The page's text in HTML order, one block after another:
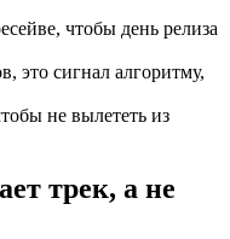
чтобы день релиза
это сигнал алгоритму,
не вылететь из
трек, а не